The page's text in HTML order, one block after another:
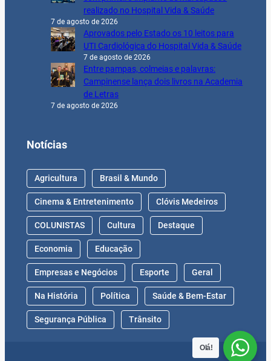
realizado no Hospital Vida & Saúde
7 de agosto de 2026
Aprovados pelo Estado os 10 leitos para
UTI Cardiológica do Hospital Vida & Saúde
7 de agosto de 2026
Entre pampas, colmeias e palavras:
Campinense lança dois livros na Academia
de Letras
7 de agosto de 2026
Notícias
Agricultura Brasil & Mundo
Cinema & Entretenimento Clóvis Medeiros
COLUNISTAS Cultura Destaque
Economia Educação
Empresas e Negócios Esporte Geral
Na História Política Saúde & Bem-Estar
Segurança Pública Trânsito
Olá!